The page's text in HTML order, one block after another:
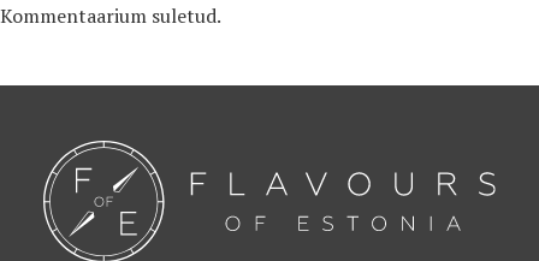
Kommentaarium suletud.